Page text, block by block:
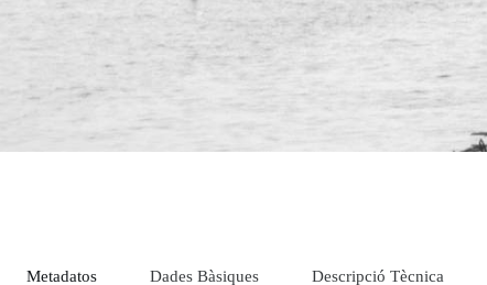
Metadatos Dades Bàsiques Descripció Tècnica